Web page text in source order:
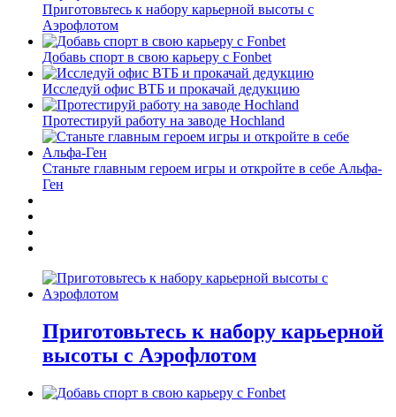
Приготовьтесь к набору карьерной высоты с
Аэрофлотом
Добавь спорт в свою карьеру с Fonbet
Исследуй офис ВТБ и прокачай дедукцию
Протестируй работу на заводе Hochland
Станьте главным героем игры и откройте в себе Альфа-
Ген
Приготовьтесь к набору карьерной
высоты с Аэрофлотом